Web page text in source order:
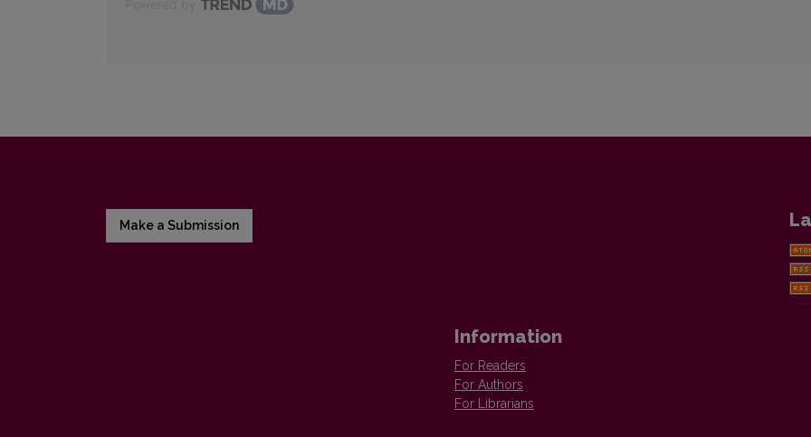
Make a Submission
Information
For Readers
For Authors
For Librarians